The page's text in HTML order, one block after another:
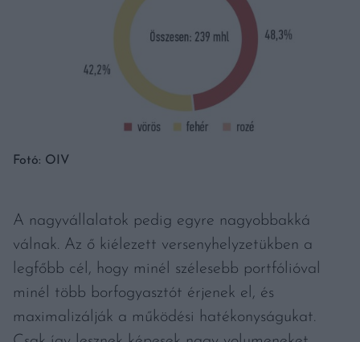
Fotó: OIV
A nagyvállalatok pedig egyre nagyobbakká
válnak. Az ő kiélezett versenyhelyzetükben a
legfőbb cél, hogy minél szélesebb portfólióval
minél több borfogyasztót érjenek el, és
maximalizálják a működési hatékonyságukat.